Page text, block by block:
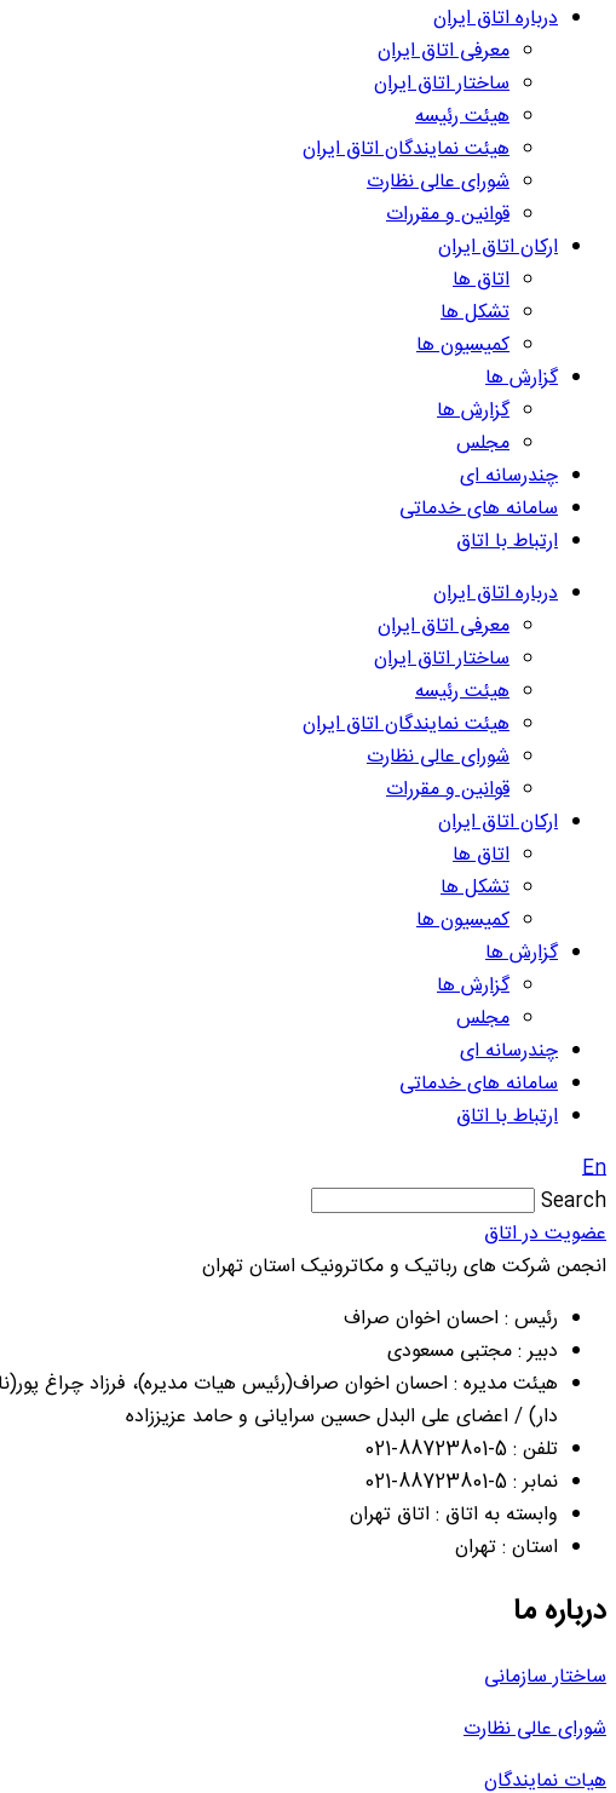
درباره اتاق ایران
معرفی اتاق ایران
ساختار اتاق ایران
هیئت رئیسه
هیئت نمایندگان اتاق ایران
شورای عالی نظارت
قوانین و مقررات
ارکان اتاق ایران
اتاق ها
تشکل ها
کمیسیون ها
گزارش ها
گزارش ها
مجلس
چندرسانه ای
سامانه های خدماتی
ارتباط با اتاق
درباره اتاق ایران
معرفی اتاق ایران
ساختار اتاق ایران
هیئت رئیسه
هیئت نمایندگان اتاق ایران
شورای عالی نظارت
قوانین و مقررات
ارکان اتاق ایران
اتاق ها
تشکل ها
کمیسیون ها
گزارش ها
گزارش ها
مجلس
چندرسانه ای
سامانه های خدماتی
ارتباط با اتاق
En
Search
عضویت در اتاق
انجمن شرکت های رباتیک و مکاترونیک استان تهران
رئیس : احسان اخوان صراف
دبیر : مجتبی مسعودی
هیئت مدیره : احسان اخوان صراف(رئیس هیات مدیره)، فرزاد چراغ
دار) / اعضای علی البدل حسین سرایانی و حامد عزیززاده
تلفن : 5-88723801-021
نمابر : 5-88723801-021
وابسته به اتاق : اتاق تهران
استان : تهران
درباره ما
ساختار سازمانی
شورای عالی نظارت
هیات نمایندگان